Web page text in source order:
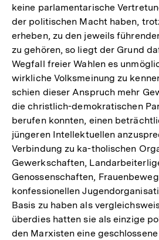
keine parlamentarische
der politischen Macht haben,
erheben, zu den jeweils
zu gehören, so liegt der Grund
Wegfall freier Wahlen es
wirkliche Volksmeinung zu
schien dieser Anspruch mehr
die christlich-demokratischen
berufen konnten, einen
jüngeren Intellektuellen
Verbindung zu ka-tholischen
Gewerkschaften,
Genossenschaften,
konfessionellen
Basis zu haben als
überdies hatten sie als einzige
den Marxisten eine